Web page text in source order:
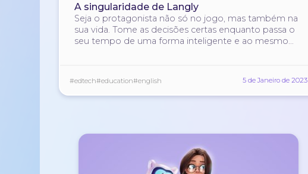
A singularidade de Langly
Seja o protagonista não só no jogo, mas também na
sua vida. Tome as decisões certas enquanto passa o
seu tempo de uma forma inteligente e ao mesmo
#edtech#education#english 5 de Janeiro de 2023